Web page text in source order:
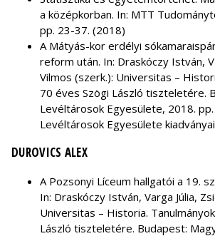
a középkorban. In: MTT
pp. 23-37. (2018)
A Mátyás-kor erdélyi
reform után. In: Draskóczy István,
Vilmos (szerk.): Universitas –
70 éves Szögi László tiszteletére.
Levéltárosok Egyesülete, 2018.
Levéltárosok Egyesülete
DUROVICS ALEX
A Pozsonyi Líceum hallgatói a 19.
In: Draskóczy István, Varga Júlia,
Universitas – Historia.
László tiszteletére. Budapest: